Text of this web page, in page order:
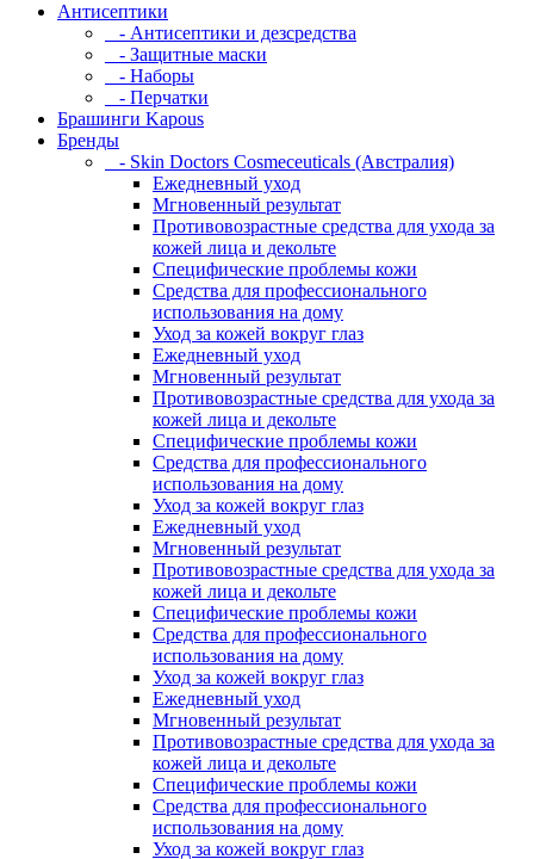
Антисептики
- Антисептики и дезсредства
- Защитные маски
- Наборы
- Перчатки
Брашинги Kapous
Бренды
- Skin Doctors Cosmeceuticals (Австралия)
Ежедневный уход
Мгновенный результат
Противовозрастные средства для ухода за
кожей лица и декольте
Специфические проблемы кожи
Средства для профессионального
использования на дому
Уход за кожей вокруг глаз
Ежедневный уход
Мгновенный результат
Противовозрастные средства для ухода за
кожей лица и декольте
Специфические проблемы кожи
Средства для профессионального
использования на дому
Уход за кожей вокруг глаз
Ежедневный уход
Мгновенный результат
Противовозрастные средства для ухода за
кожей лица и декольте
Специфические проблемы кожи
Средства для профессионального
использования на дому
Уход за кожей вокруг глаз
Ежедневный уход
Мгновенный результат
Противовозрастные средства для ухода за
кожей лица и декольте
Специфические проблемы кожи
Средства для профессионального
использования на дому
Уход за кожей вокруг глаз